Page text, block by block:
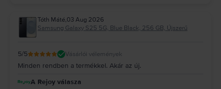
Tóth Máté,03 Aug 2026
Samsung Galaxy S25 5G, Blue Black, 256 GB, Újszerű
5/5 Vásárlói vélemények
Minden rendben a termékkel. Akár az új.
A Rejoy válasza